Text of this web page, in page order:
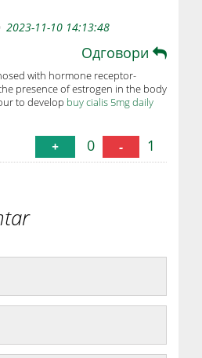
2023-11-10 14:13:48
Одговори
with hormone receptor-
presence of estrogen in the body
to develop buy cialis 5mg daily
+ 0 - 1